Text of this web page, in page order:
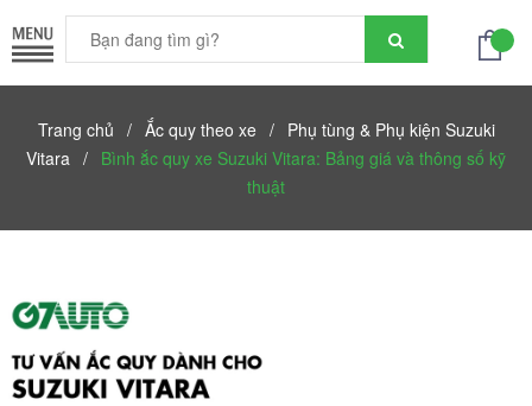
Trang chủ / Ắc quy theo xe / Phụ tùng & Phụ kiện Suzuki
Vitara / Bình ắc quy xe Suzuki Vitara: Bảng giá và thông số kỹ
thuật